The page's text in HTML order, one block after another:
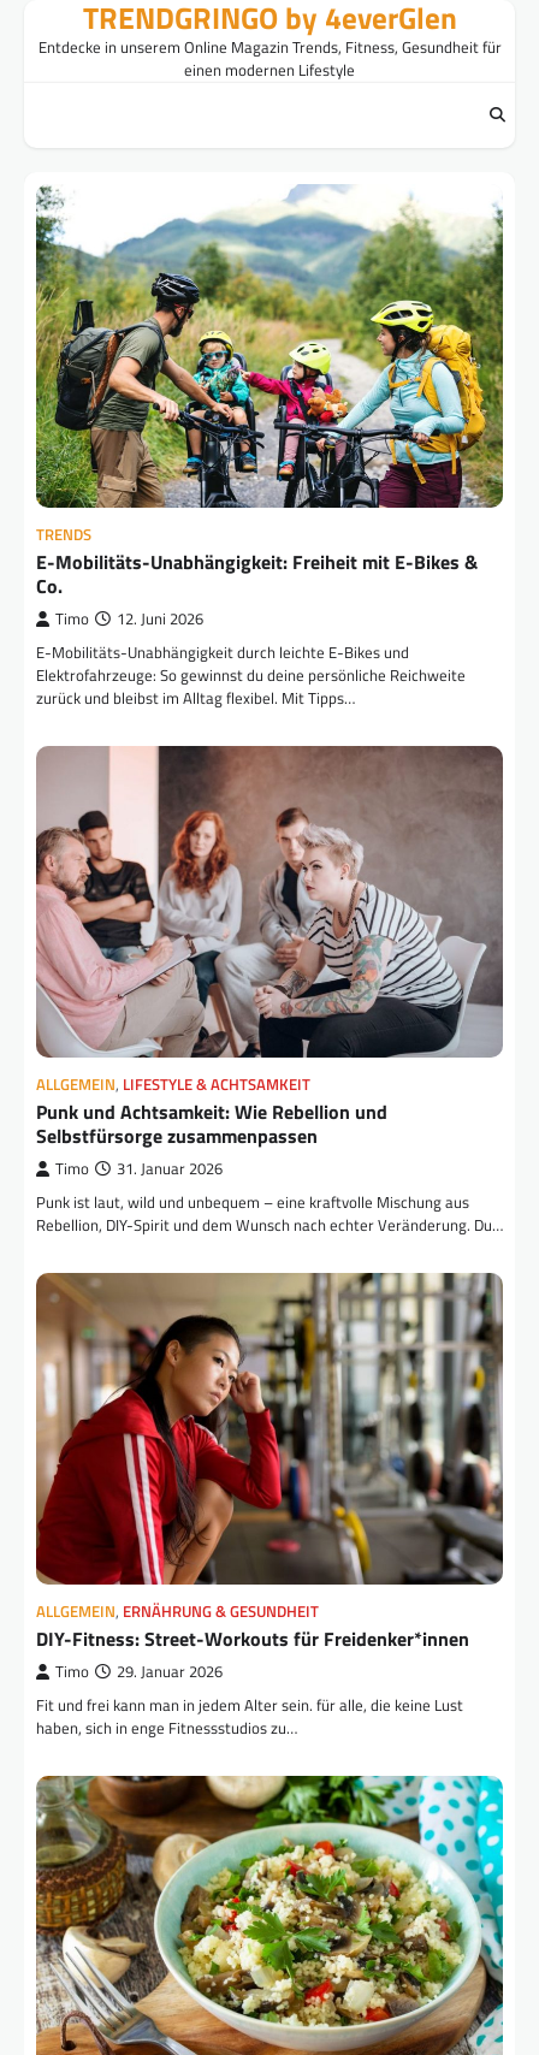
TRENDGRINGO by 4everGlen
Entdecke in unserem Online Magazin Trends, Fitness, Gesundheit für
einen modernen Lifestyle
TRENDS
E-Mobilitäts-Unabhängigkeit: Freiheit mit E-Bikes &
Co.
Timo 12. Juni 2026
E-Mobilitäts-Unabhängigkeit durch leichte E-Bikes und
Elektrofahrzeuge: So gewinnst du deine persönliche Reichweite
zurück und bleibst im Alltag flexibel. Mit Tipps…
ALLGEMEIN, LIFESTYLE & ACHTSAMKEIT
Punk und Achtsamkeit: Wie Rebellion und
Selbstfürsorge zusammenpassen
Timo 31. Januar 2026
Punk ist laut, wild und unbequem – eine kraftvolle Mischung aus
Rebellion, DIY-Spirit und dem Wunsch nach echter Veränderung. Du…
ALLGEMEIN, ERNÄHRUNG & GESUNDHEIT
DIY-Fitness: Street-Workouts für Freidenker*innen
Timo 29. Januar 2026
Fit und frei kann man in jedem Alter sein. für alle, die keine Lust
haben, sich in enge Fitnessstudios zu…